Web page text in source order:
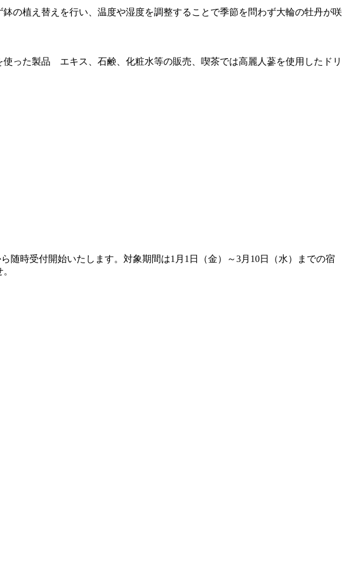
の植え替えを行い、温度や湿度を調整することで季節を問わず大輪の牡丹が咲
った製品 エキス、石鹸、化粧水等の販売、喫茶では高麗人蔘を使用したドリ
随時受付開始いたします。対象期間は1月1日（金）～3月10日（水）までの宿